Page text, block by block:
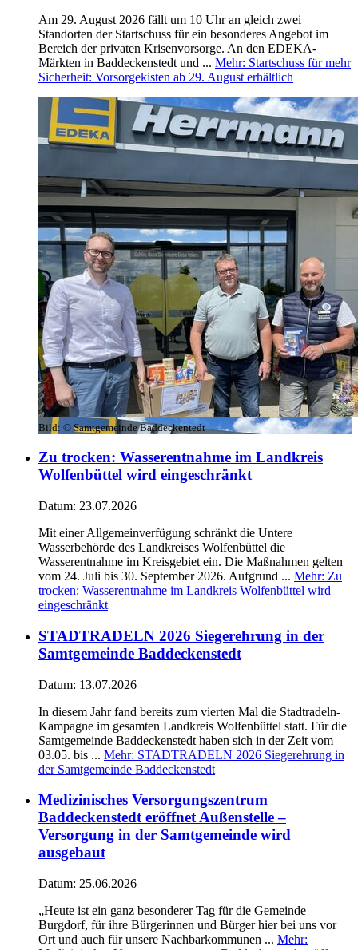
Am 29. August 2026 fällt um 10 Uhr an gleich zwei
Standorten der Startschuss für ein besonderes Angebot im
Bereich der privaten Krisenvorsorge. An den EDEKA-
Märkten in Baddeckenstedt und ... Mehr: Startschuss für mehr
Sicherheit: Vorsorgekisten ab 29. August erhältlich
Bild: © Samtgemeinde Baddeckentedt
Zu trocken: Wasserentnahme im Landkreis
Wolfenbüttel wird eingeschränkt
Datum: 23.07.2026
Mit einer Allgemeinverfügung schränkt die Untere
Wasserbehörde des Landkreises Wolfenbüttel die
Wasserentnahme im Kreisgebiet ein. Die Maßnahmen gelten
vom 24. Juli bis 30. September 2026. Aufgrund ... Mehr: Zu
trocken: Wasserentnahme im Landkreis Wolfenbüttel wird
eingeschränkt
STADTRADELN 2026 Siegerehrung in der
Samtgemeinde Baddeckenstedt
Datum: 13.07.2026
In diesem Jahr fand bereits zum vierten Mal die Stadtradeln-
Kampagne im gesamten Landkreis Wolfenbüttel statt. Für die
Samtgemeinde Baddeckenstedt haben sich in der Zeit vom
03.05. bis ... Mehr: STADTRADELN 2026 Siegerehrung in
der Samtgemeinde Baddeckenstedt
Medizinisches Versorgungszentrum
Baddeckenstedt eröffnet Außenstelle –
Versorgung in der Samtgemeinde wird
ausgebaut
Datum: 25.06.2026
„Heute ist ein ganz besonderer Tag für die Gemeinde
Burgdorf, für ihre Bürgerinnen und Bürger hier bei uns vor
Ort und auch für unsere Nachbarkommunen ... Mehr: